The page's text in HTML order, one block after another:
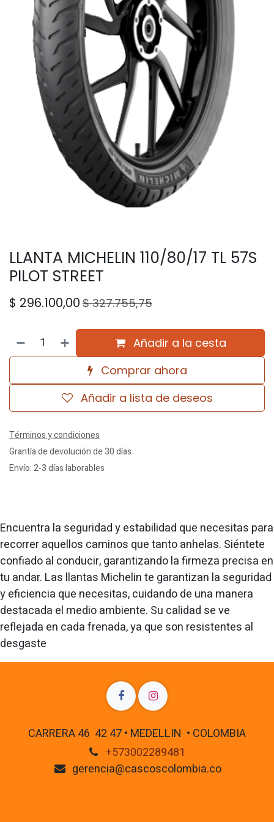
LLANTA MICHELIN 110/80/17 TL 57S
PILOT STREET
$ 296.100,00 $327.755,75
Añadir a la cesta
Comprar ahora
Añadir a lista de deseos
Términos y condiciones
Grantía de devolución de 30 días
Envío: 2-3 días laborables
Encuentra la seguridad y estabilidad que necesitas para
recorrer aquellos caminos que tanto anhelas. Siéntete
confiado al conducir, garantizando la firmeza precisa en
tu andar. Las llantas Michelin te garantizan la seguridad
y eficiencia que necesitas, cuidando de una manera
destacada el medio ambiente. Su calidad se ve
reflejada en cada frenada, ya que son resistentes al
desgaste
CARRERA 46 42 47 • MEDELLIN • COLOMBIA
+573002289481
gerencia@cascoscolombia.co